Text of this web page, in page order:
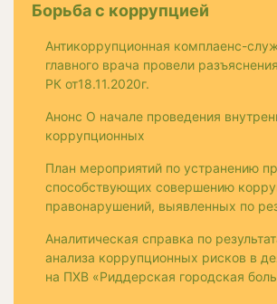
Борьба с коррупцией
Антикоррупционная комплаенс-
главного врача провели
РК от18.11.2020г.
Анонс О начале проведения
коррупционных
План мероприятий по устранению
способствующих совершению
правонарушений, выявленных по
Аналитическая справка по
анализа коррупционных рисков в
на ПХВ «Риддерская городская